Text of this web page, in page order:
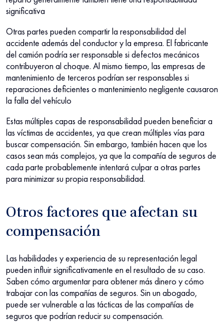
significativa
Otras partes pueden compartir la responsabilidad del
accidente además del conductor y la empresa. El fabricante
del camión podría ser responsable si defectos mecánicos
contribuyeron al choque. Al mismo tiempo, las empresas de
mantenimiento de terceros podrían ser responsables si
reparaciones deficientes o mantenimiento negligente causaron
la falla del vehículo
Estas múltiples capas de responsabilidad pueden beneficiar a
las víctimas de accidentes, ya que crean múltiples vías para
buscar compensación. Sin embargo, también hacen que los
casos sean más complejos, ya que la compañía de seguros de
cada parte probablemente intentará culpar a otras partes
para minimizar su propia responsabilidad.
Otros factores que afectan su
compensación
Las habilidades y experiencia de su representación legal
pueden influir significativamente en el resultado de su caso.
Saben cómo argumentar para obtener más dinero y cómo
trabajar con las compañías de seguros. Sin un abogado,
puede ser vulnerable a las tácticas de las compañías de
seguros que podrían reducir su compensación.